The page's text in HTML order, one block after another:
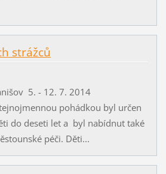
strážců
Janišov 5. - 12. 7. 2014
pohádkou byl určen
do deseti let a byl nabídnut také
péči. Děti...